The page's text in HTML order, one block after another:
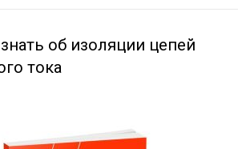
об изоляции цепей
тока